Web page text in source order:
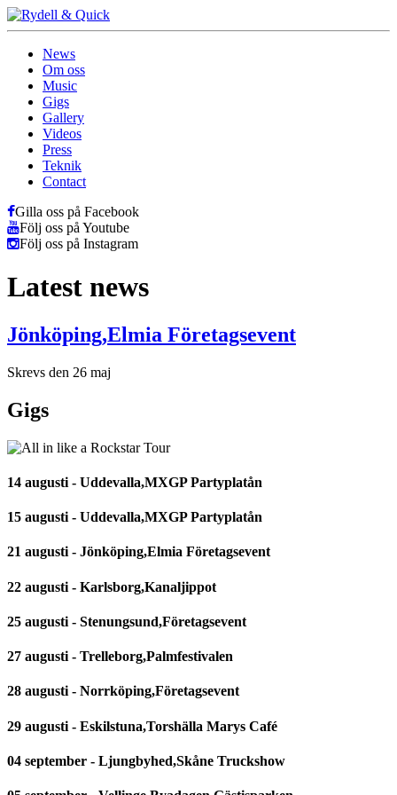
News
Om oss
Music
Gigs
Gallery
Videos
Press
Teknik
Contact
Gilla oss på Facebook
Följ oss på Youtube
Följ oss på Instagram
Latest news
Jönköping,Elmia Företagsevent
Skrevs den 26 maj
Gigs
14 augusti - Uddevalla,MXGP Partyplatån
15 augusti - Uddevalla,MXGP Partyplatån
21 augusti - Jönköping,Elmia Företagsevent
22 augusti - Karlsborg,Kanaljippot
25 augusti - Stenungsund,Företagsevent
27 augusti - Trelleborg,Palmfestivalen
28 augusti - Norrköping,Företagsevent
29 augusti - Eskilstuna,Torshälla Marys Café
04 september - Ljungbyhed,Skåne Truckshow